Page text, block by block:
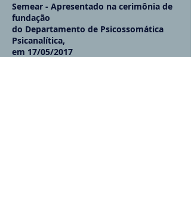
Semear - Apresentado na cerimônia de
fundação
do Departamento de Psicossomática
Psicanalítica,
em 17/05/2017